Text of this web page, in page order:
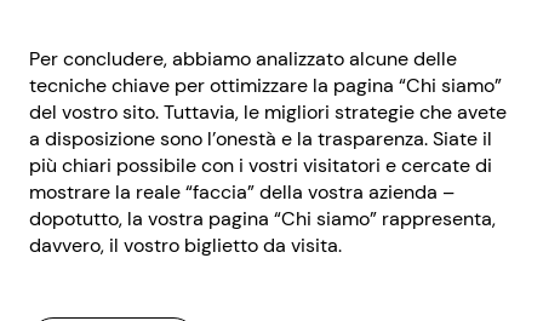
Per concludere, abbiamo analizzato alcune delle
tecniche chiave per ottimizzare la pagina “Chi siamo”
del vostro sito. Tuttavia, le migliori strategie che avete
a disposizione sono l’onestà e la trasparenza. Siate il
più chiari possibile con i vostri visitatori e cercate di
mostrare la reale “faccia” della vostra azienda –
dopotutto, la vostra pagina “Chi siamo” rappresenta,
davvero, il vostro biglietto da visita.